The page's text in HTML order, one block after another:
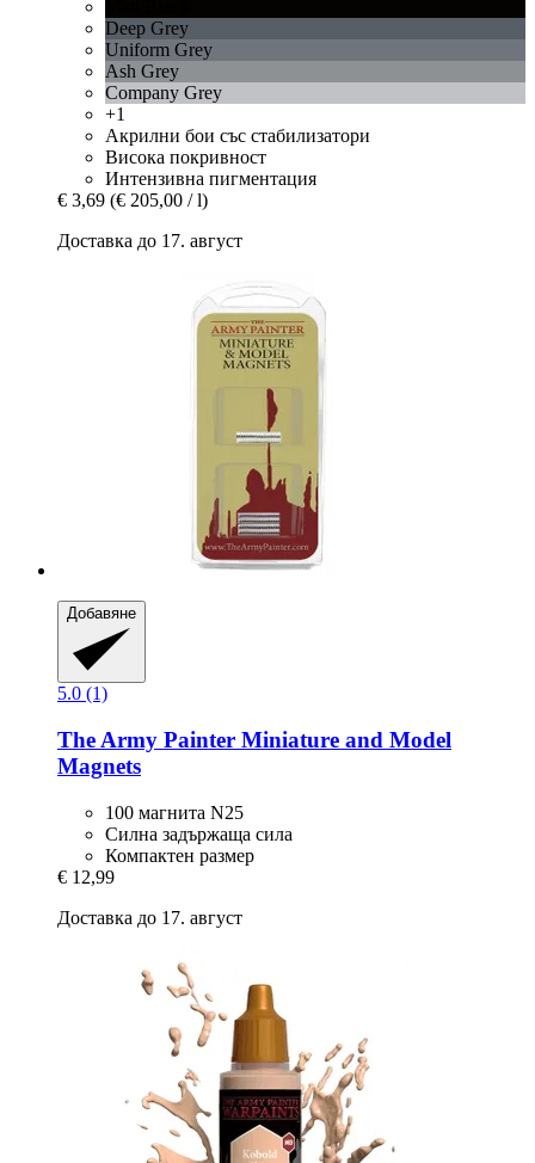
Deep Grey
Uniform Grey
Ash Grey
Company Grey
+1
Акрилни бои със стабилизатори
Висока покривност
Интензивна пигментация
€ 3,69 (€ 205,00 / l)
Доставка до 17. август
Добавяне
5.0 (1)
The Army Painter Miniature and Model
Magnets
100 магнита N25
Силна задържаща сила
Компактен размер
€ 12,99
Доставка до 17. август